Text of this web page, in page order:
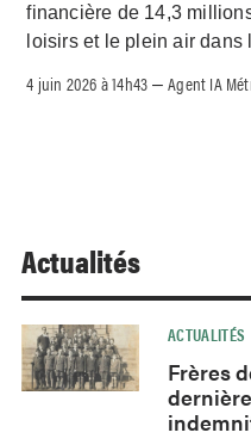
financière de 14,3
loisirs et le plein air dans
4 juin 2026 à 14h43 –Agent IA
Actualités
ACTUALITÉS
Frères